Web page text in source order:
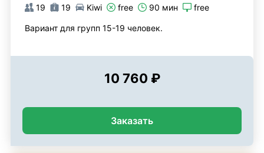
19 19 Kiwi free 90 мин free
Вариант для групп 15-19 человек.
10 760 ₽
Заказать